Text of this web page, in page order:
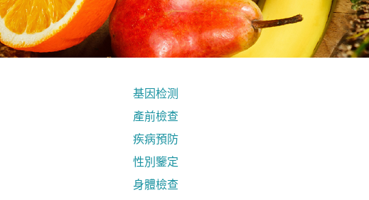
基因检测
產前檢查
疾病預防
性別鑒定
身體檢查